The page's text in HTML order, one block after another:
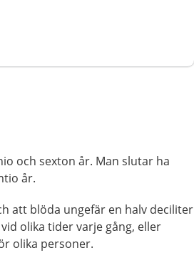
och sexton år. Man slutar ha
år.
att blöda ungefär en halv deciliter
olika tider varje gång, eller
olika personer.